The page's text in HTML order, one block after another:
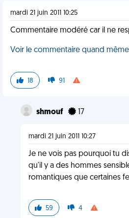
mardi 21 juin 2011 10:25
Commentaire modéré car il ne
Voir le commentaire quand même
18 91
shmouf 17
mardi 21 juin 2011 10:27
Je ne vois pas pourquoi tu
qu'il y a des hommes
romantiques que certaines
59 4